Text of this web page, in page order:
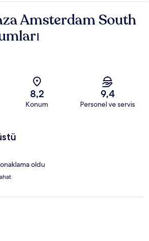
Amsterdam South
8,2
Konum
9,4
Personel ve servis
oldu